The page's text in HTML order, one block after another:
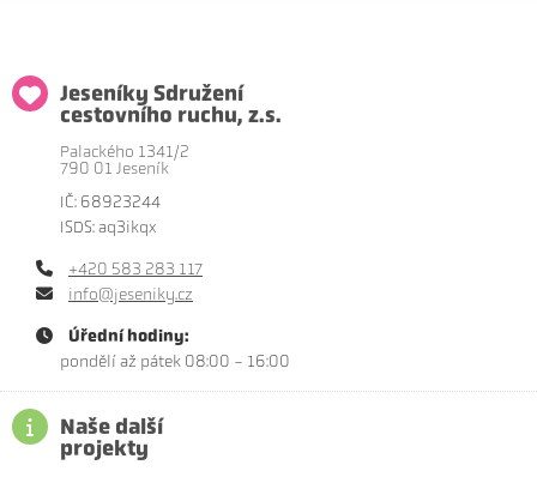
Jeseníky Sdružení
cestovního ruchu, z.s.
Palackého 1341/2
790 01 Jeseník
IČ: 68923244
ISDS: aq3ikqx
+420 583 283 117
info@jeseniky.cz
Úřední hodiny:
pondělí až pátek 08:00 - 16:00
Naše další
projekty